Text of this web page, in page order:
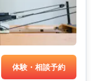
体験・相談予約